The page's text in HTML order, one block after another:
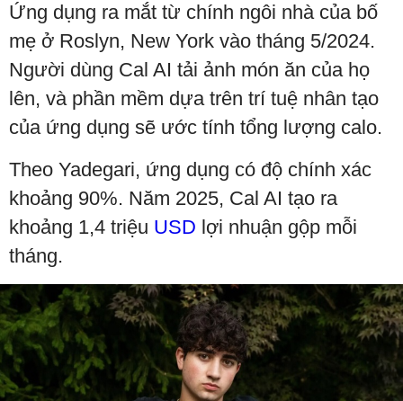
Ứng dụng ra mắt từ chính ngôi nhà của bố
mẹ ở Roslyn, New York vào tháng 5/2024.
Người dùng Cal AI tải ảnh món ăn của họ
lên, và phần mềm dựa trên trí tuệ nhân tạo
của ứng dụng sẽ ước tính tổng lượng calo.
Theo Yadegari, ứng dụng có độ chính xác
khoảng 90%. Năm 2025, Cal AI tạo ra
khoảng 1,4 triệu USD lợi nhuận gộp mỗi
tháng.